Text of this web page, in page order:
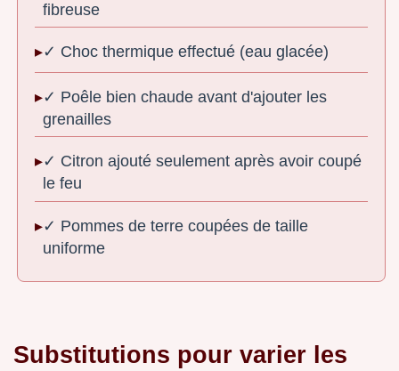
fibreuse
✓ Choc thermique effectué (eau glacée)
✓ Poêle bien chaude avant d'ajouter les
grenailles
✓ Citron ajouté seulement après avoir coupé
le feu
✓ Pommes de terre coupées de taille
uniforme
Substitutions pour varier les